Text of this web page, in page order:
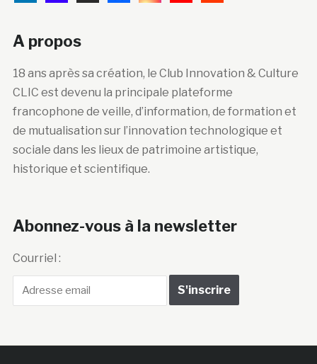
A propos
18 ans après sa création, le Club Innovation & Culture
CLIC est devenu la principale plateforme
francophone de veille, d’information, de formation et
de mutualisation sur l’innovation technologique et
sociale dans les lieux de patrimoine artistique,
historique et scientifique.
Abonnez-vous à la newsletter
Courriel :